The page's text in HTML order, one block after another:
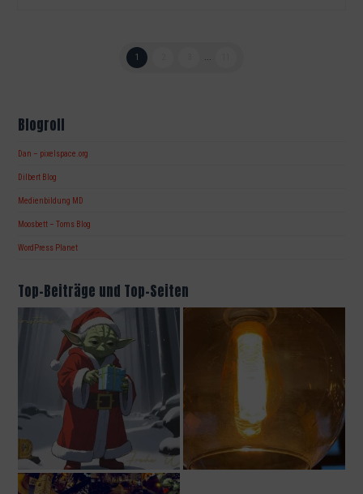
1 ...
Blogroll
Dan – pixelspace.org
Dilbert Blog
Medienbildung MD
Moosbett – Toms Blog
WordPress Planet
Top-Beiträge und Top-Seiten